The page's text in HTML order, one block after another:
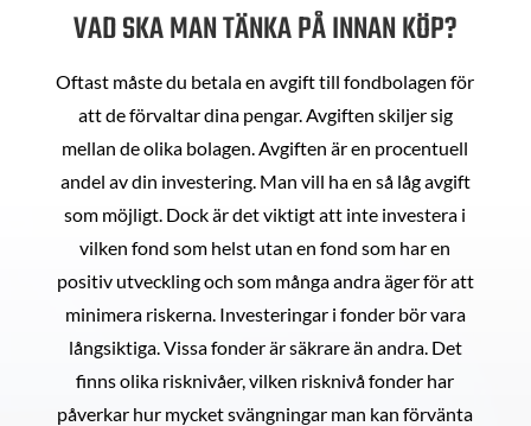
VAD SKA MAN TÄNKA PÅ INNAN KÖP?
Oftast måste du betala en avgift till fondbolagen för
att de förvaltar dina pengar. Avgiften skiljer sig
mellan de olika bolagen. Avgiften är en procentuell
andel av din investering. Man vill ha en så låg avgift
som möjligt. Dock är det viktigt att inte investera i
vilken fond som helst utan en fond som har en
positiv utveckling och som många andra äger för att
minimera riskerna. Investeringar i fonder bör vara
långsiktiga. Vissa fonder är säkrare än andra. Det
finns olika risknivåer, vilken risknivå fonder har
påverkar hur mycket svängningar man kan förvänta